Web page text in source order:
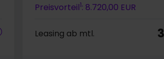
Preisvorteil1: 8.720,00 EUR
Leasing ab mtl.